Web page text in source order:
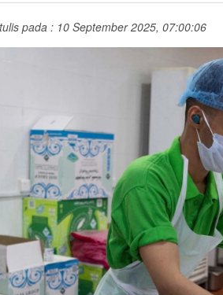
pada : 10 September 2025, 07:00:06